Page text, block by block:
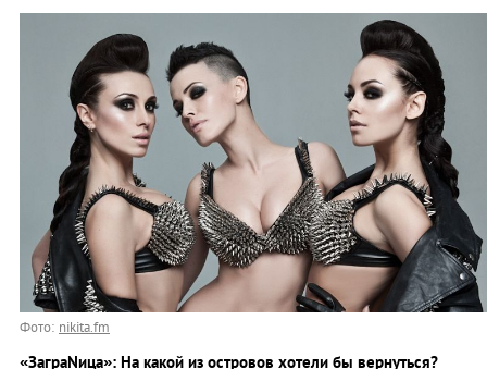
Фото: nikita.fm
«ЗаграNица»: На какой из островов хотели бы вернуться?